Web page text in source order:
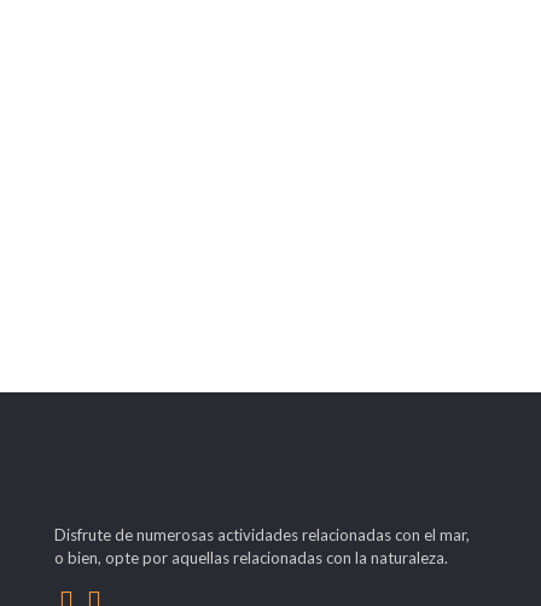
Disfrute de numerosas actividades relacionadas con el mar,
o bien, opte por aquellas relacionadas con la naturaleza.